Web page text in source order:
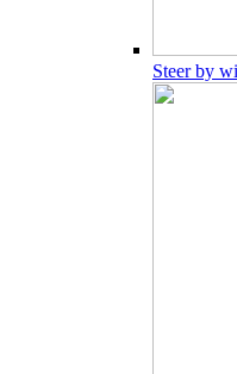
Steer by